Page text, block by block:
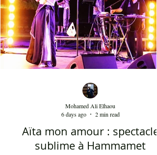
terre bien meilleure. Salif Keita, sur scène,
non seulement le cœur de son aud
Mohamed Ali Elhaou
6 days ago
2 min read